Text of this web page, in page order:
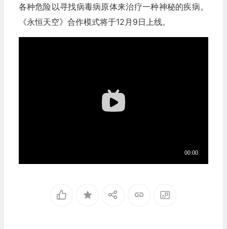
各种危险以寻找病毒病原体来治疗一种神秘的疾病。
《永恒天空》合作模式将于12月9日上线。